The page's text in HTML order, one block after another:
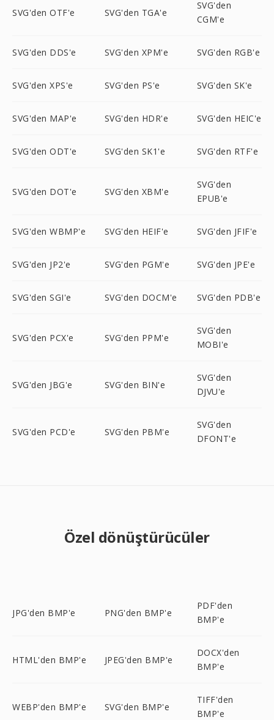
SVG'den OTF'e SVG'den TGA'e
SVG'den
CGM'e
SVG'den DDS'e SVG'den XPM'e SVG'den RGB'e
SVG'den XPS'e SVG'den PS'e SVG'den SK'e
SVG'den MAP'e SVG'den HDR'e SVG'den HEIC'e
SVG'den ODT'e SVG'den SK1'e SVG'den RTF'e
SVG'den DOT'e SVG'den XBM'e
SVG'den
EPUB'e
SVG'den WBMP'e SVG'den HEIF'e SVG'den JFIF'e
SVG'den JP2'e SVG'den PGM'e SVG'den JPE'e
SVG'den SGI'e SVG'den DOCM'e SVG'den PDB'e
SVG'den PCX'e SVG'den PPM'e
SVG'den
MOBI'e
SVG'den JBG'e SVG'den BIN'e
SVG'den
DJVU'e
SVG'den PCD'e SVG'den PBM'e
SVG'den
DFONT'e
Özel dönüştürücüler
JPG'den BMP'e PNG'den BMP'e
PDF'den
BMP'e
HTML'den BMP'e JPEG'den BMP'e
DOCX'den
BMP'e
WEBP'den BMP'e SVG'den BMP'e
TIFF'den
BMP'e